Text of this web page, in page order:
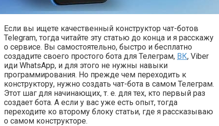
Если вы ищете качественный конструктор чат-ботов
Telegram, тогда читайте эту статью до конца и я расскажу
о сервисе. Вы самостоятельно, быстро и бесплатно
создадите своего простого бота для Телеграм, ВК, Viber
иди WhatsApp, и для этого не нужны навыки
программирования. Но прежде чем переходить к
конструктору, нужно создать чат-бота в самом Телеграм.
Этот шаг для начинающих, т. е. для тех, кто первый раз
создает бота. А если у вас уже есть опыт, тогда
переходите ко второму блоку статьи, где я рассказываю
о самом конструкторе.